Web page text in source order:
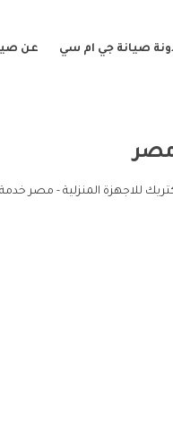
صيانة جي ام سي عن
مصر
للاجهزة المنزلية - مصر